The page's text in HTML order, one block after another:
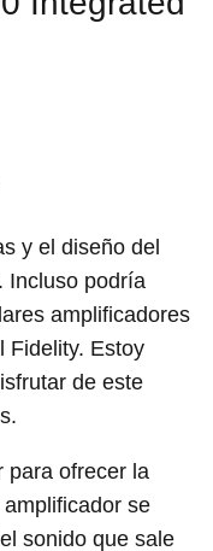
y el diseño del
Incluso podría
amplificadores
Fidelity. Estoy
de este
para ofrecer la
se
sonido que sale